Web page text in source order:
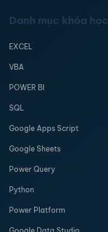
Danh mục khóa học
EXCEL
VBA
POWER BI
SQL
Google Apps Script
Google Sheets
Power Query
Python
Power Platform